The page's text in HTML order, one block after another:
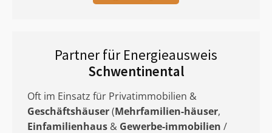
Partner für Energieausweis
Schwentinental
Oft im Einsatz für Privatimmobilien &
Geschäftshäuser(Mehrfamilien-häuser,
Einfamilienhaus & Gewerbe-immobilien /